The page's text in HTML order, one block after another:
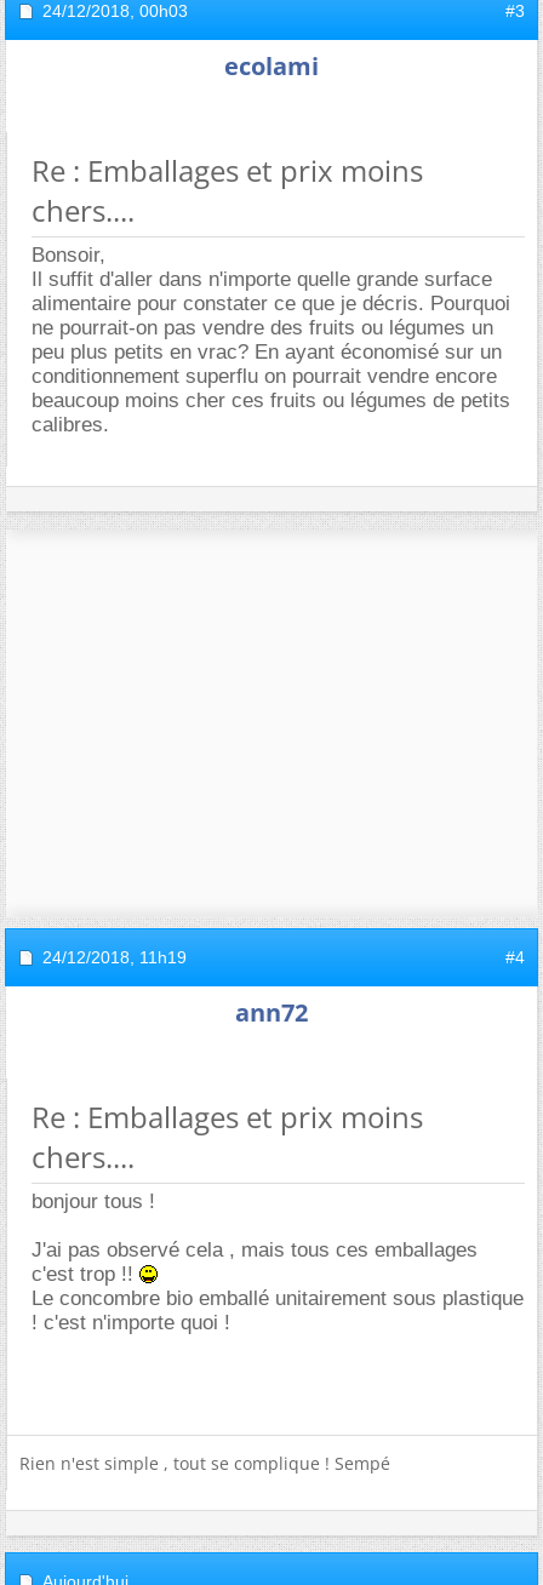
24/12/2018, 00h03 #3
ecolami
Re : Emballages et prix moins
chers....
Bonsoir,
Il suffit d'aller dans n'importe quelle grande surface
alimentaire pour constater ce que je décris. Pourquoi
ne pourrait-on pas vendre des fruits ou légumes un
peu plus petits en vrac? En ayant économisé sur un
conditionnement superflu on pourrait vendre encore
beaucoup moins cher ces fruits ou légumes de petits
calibres.
24/12/2018, 11h19 #4
ann72
Re : Emballages et prix moins
chers....
bonjour tous !
J'ai pas observé cela , mais tous ces emballages
c'est trop !!
Le concombre bio emballé unitairement sous plastique
! c'est n'importe quoi !
Rien n'est simple , tout se complique ! Sempé